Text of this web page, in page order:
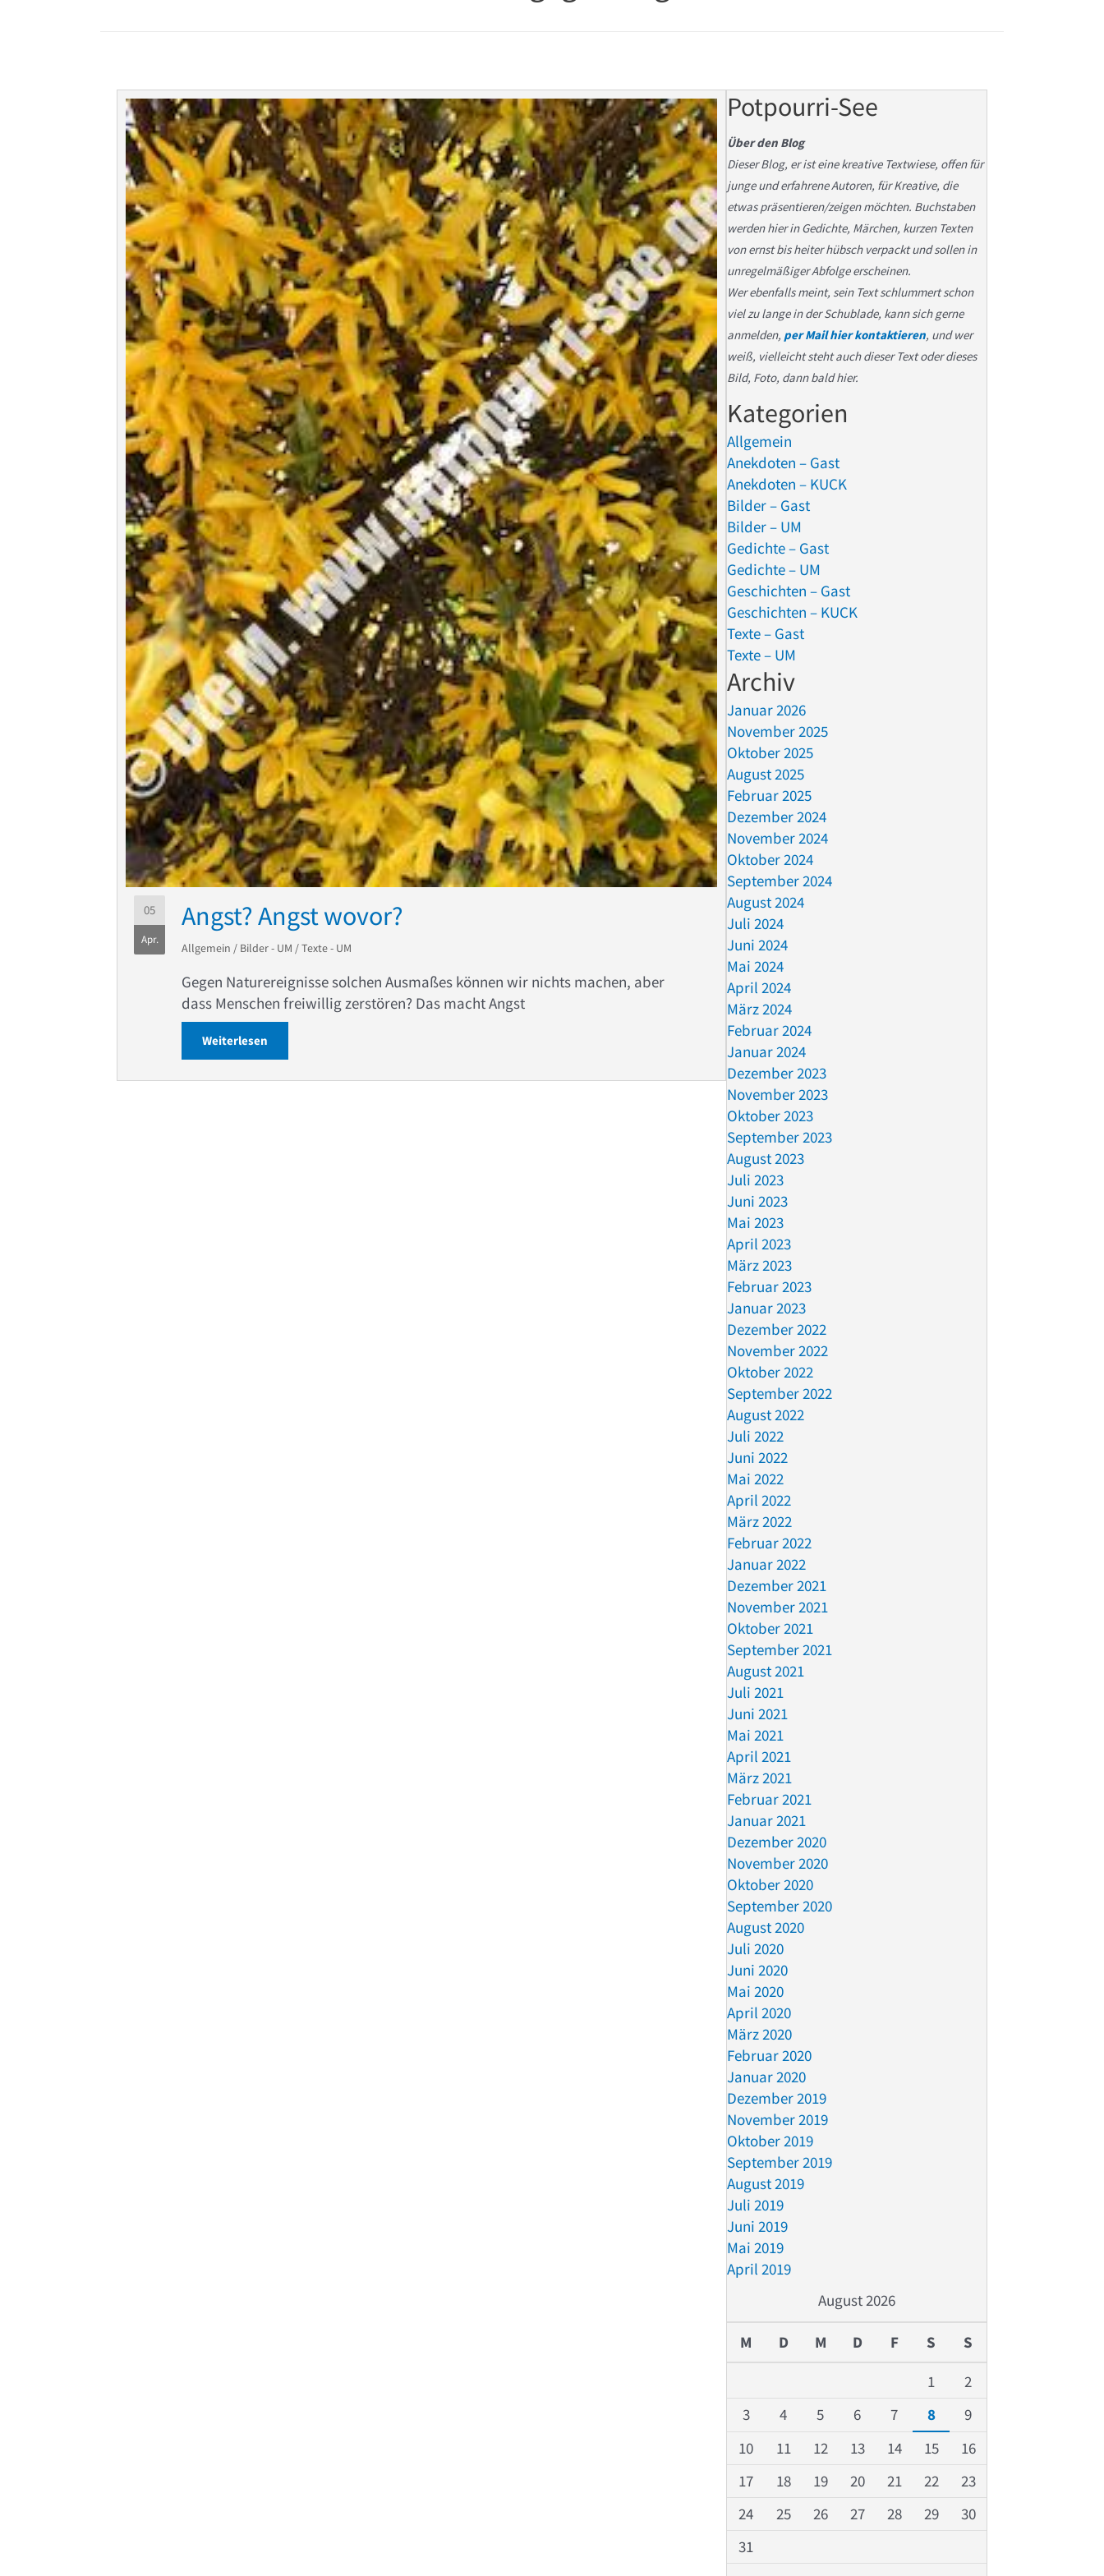
05
Apr.
Angst? Angst wovor?
Allgemein / Bilder - UM /Texte - UM
Gegen Naturereignisse solchen Ausmaßes können wir nichts machen, aber
dass Menschen freiwillig zerstören? Das macht Angst
Weiterlesen
Potpourri-See
Über den Blog
Dieser Blog, er ist eine kreative Textwiese, offen für
junge und erfahrene Autoren, für Kreative, die
etwas präsentieren/zeigen möchten. Buchstaben
werden hier in Gedichte, Märchen, kurzen Texten
von ernst bis heiter hübsch verpackt und sollen in
unregelmäßiger Abfolge erscheinen.
Wer ebenfalls meint, sein Text schlummert schon
viel zu lange in der Schublade, kann sich gerne
anmelden, per Mail hier kontaktieren, und wer
weiß, vielleicht steht auch dieser Text oder dieses
Bild, Foto, dann bald hier.
Kategorien
Allgemein
Anekdoten – Gast
Anekdoten – KUCK
Bilder – Gast
Bilder – UM
Gedichte – Gast
Gedichte – UM
Geschichten – Gast
Geschichten – KUCK
Texte – Gast
Texte – UM
Archiv
Januar 2026
November 2025
Oktober 2025
August 2025
Februar 2025
Dezember 2024
November 2024
Oktober 2024
September 2024
August 2024
Juli 2024
Juni 2024
Mai 2024
April 2024
März 2024
Februar 2024
Januar 2024
Dezember 2023
November 2023
Oktober 2023
September 2023
August 2023
Juli 2023
Juni 2023
Mai 2023
April 2023
März 2023
Februar 2023
Januar 2023
Dezember 2022
November 2022
Oktober 2022
September 2022
August 2022
Juli 2022
Juni 2022
Mai 2022
April 2022
März 2022
Februar 2022
Januar 2022
Dezember 2021
November 2021
Oktober 2021
September 2021
August 2021
Juli 2021
Juni 2021
Mai 2021
April 2021
März 2021
Februar 2021
Januar 2021
Dezember 2020
November 2020
Oktober 2020
September 2020
August 2020
Juli 2020
Juni 2020
Mai 2020
April 2020
März 2020
Februar 2020
Januar 2020
Dezember 2019
November 2019
Oktober 2019
September 2019
August 2019
Juli 2019
Juni 2019
Mai 2019
April 2019
August 2026
M D M D F S
S
1
2
3
4 5 6 7 8
9
10
11 12 13 14 15
16
17
18 19 20 21 22
23
24
25 26 27 28 29
30
31